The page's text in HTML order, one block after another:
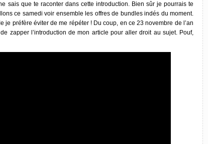
sais que te raconter dans cette introduction. Bien sûr je pourrais te
ce samedi voir ensemble les offres de bundles indés du moment.
je préfère éviter de me répéter ! Du coup, en ce 23 novembre de l’an
zapper l’introduction de mon article pour aller droit au sujet. Pouf,